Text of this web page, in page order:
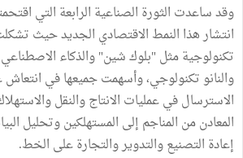
وقد ساعدت الثورة الصناعية الرابعة التي
انتشار هذا النمط الاقتصادي الجديد حيث
تكنولوجية مثل "بلوك شين" والذكاء الاصطناعي
والنانو تكنولوجي، وأسهمت جميعها في
الاسترسال في عمليات الانتاج والنقل
المعادن من المناجم إلى المستهلكين وتحليل
إعادة التصنيع والتدوير والتجارة على الخط.